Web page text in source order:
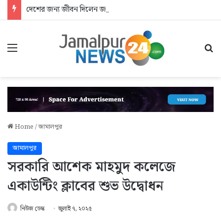
দেশের জন্য জীবন দিলেন জসিম: আশ্রয়হীন শহীদের পরিবার
Menu
Home/জামালপুর
জামালপুর
সরকারি আশেক মাহমুদ কলেজে
একাউন্টিং ক্লাবের শুভ উদ্বোধন
নিউজ ডেস্ক জুলাই ৭, ২০২৫